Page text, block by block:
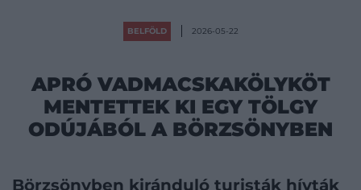
BELFÖLD 2026-05-22
APRÓ VADMACSKAKÖLYKÖT
MENTETTEK KI EGY TÖLGY
ODÚJÁBÓL A BÖRZSÖNYBEN
Börzsönyben kiránduló turisták hívták